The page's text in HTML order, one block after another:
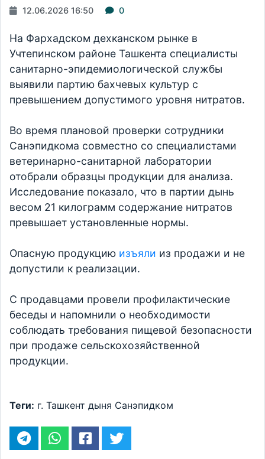
12.06.2026 16:50 0
На Фархадском дехканском рынке в
Учтепинском районе Ташкента специалисты
санитарно-эпидемиологической службы
выявили партию бахчевых культур с
превышением допустимого уровня нитратов.
Во время плановой проверки сотрудники
Санэпидкома совместно со специалистами
ветеринарно-санитарной лаборатории
отобрали образцы продукции для анализа.
Исследование показало, что в партии дынь
весом 21 килограмм содержание нитратов
превышает установленные нормы.
Опасную продукцию изъяли из продажи и не
допустили к реализации.
С продавцами провели профилактические
беседы и напомнили о необходимости
соблюдать требования пищевой безопасности
при продаже сельскохозяйственной
продукции.
Теги: г. Ташкент дыня Санэпидком